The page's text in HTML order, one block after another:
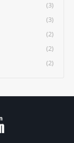
(3)
(3)
(2)
(2)
(2)